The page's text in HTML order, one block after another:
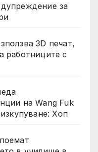
за
3D печат,
работниците с
на Wang Fuk
Хоп